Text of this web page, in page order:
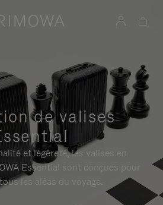
de valises
et légèreté, les valises en
Essential sont conçues pour
les aléas du voyage.